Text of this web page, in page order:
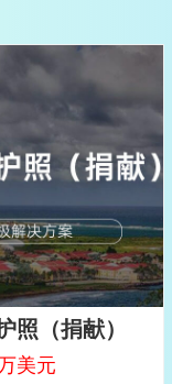
（捐献）
美元